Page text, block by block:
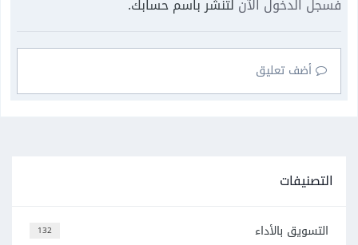
فسجل الدخول الآن لتنشر باسم حسابك.
أضف تعليق
التصنيفات
132 التسويق بالأداء